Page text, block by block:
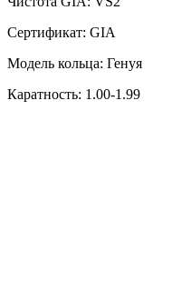
Сертификат: GIA
Модель кольца: Генуя
Каратность: 1.00-1.99